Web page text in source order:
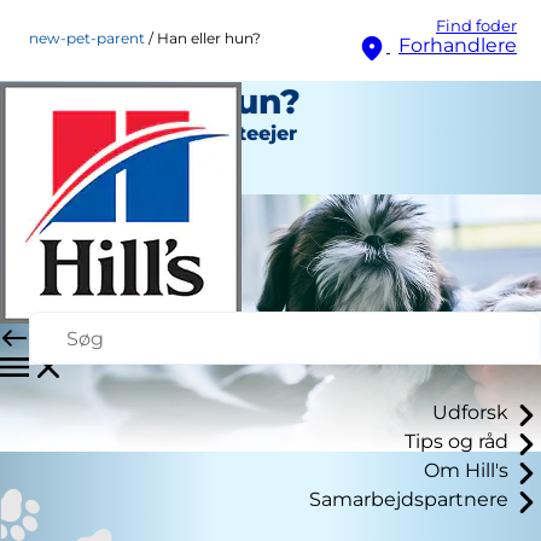
Find foder
Forhandlere
Udforsk
Tips og råd
Om Hill's
Samarbejdspartnere
new-pet-parent Han eller hun?
Han eller hun?
Ny hunde- eller katteejer
Personale Forfatter